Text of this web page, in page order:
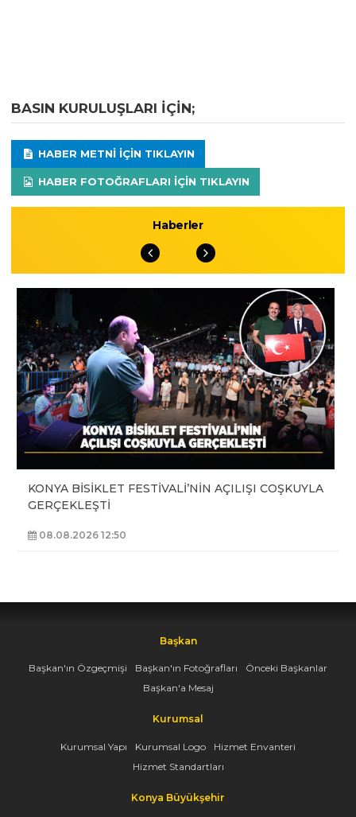
BASIN KURULUŞLARI IÇIN;
HABER METNI IÇIN TIKLAYIN
HABER FOTOĞRAFLARI IÇIN TIKLAYIN
Haberler
KONYA BİSİKLET FESTİVALİ’NİN AÇILIŞI COŞKUYLA
GERÇEKLEŞTİ
08.08.2026 12:50
Başkan
Başkan'ın Özgeçmişi Başkan'ın Fotoğrafları
Önceki Başkanlar
Başkan'a Mesaj
Kurumsal
Kurumsal Yapı Kurumsal Logo
Hizmet Envanteri
Hizmet Standartları
Konya Büyükşehir